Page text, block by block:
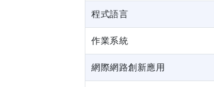
程式語言
作業系統
網際網路創新應用